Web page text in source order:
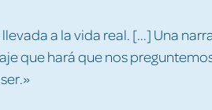
a la vida real. [...] Una
que hará que nos